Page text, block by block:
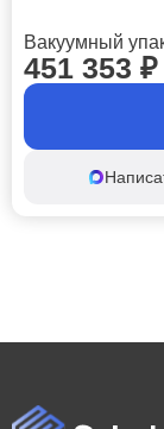
Вакуумный
451 353 ₽